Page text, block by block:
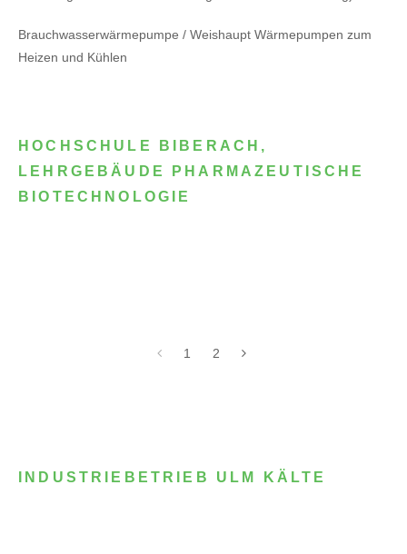
Brauchwasserwärmepumpe / Weishaupt Wärmepumpen zum
Heizen und Kühlen
HOCHSCHULE BIBERACH,
LEHRGEBÄUDE PHARMAZEUTISCHE
BIOTECHNOLOGIE
1 2
INDUSTRIEBETRIEB ULM KÄLTE